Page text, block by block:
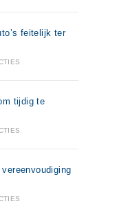
feitelijk ter
tijdig te